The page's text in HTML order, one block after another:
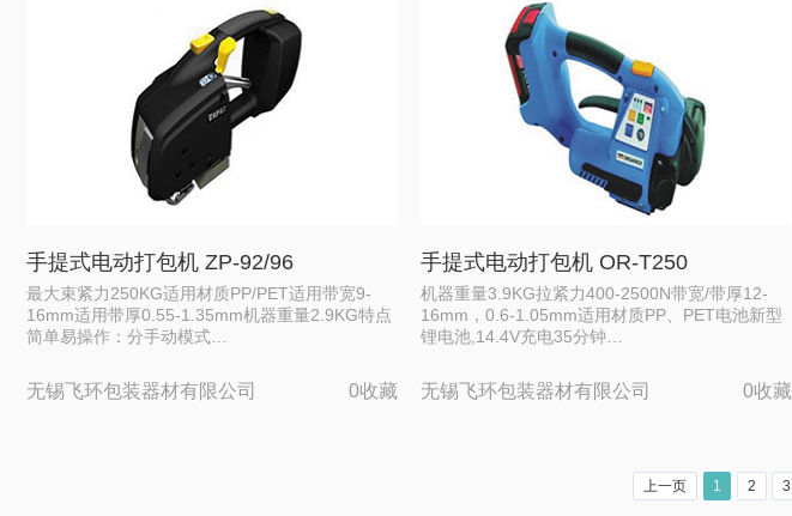
手提式电动打包机 ZP-92/96
最大束紧力250KG适用材质PP/PET适用带宽9-
16mm适用带厚0.55-1.35mm机器重量2.9KG特点
简单易操作：分手动模式…
无锡飞环包装器材有限公司 0收藏
手提式电动打包机 OR-T250
机器重量3.9KG拉紧力400-2500N带宽/带厚12-
16mm，0.6-1.05mm适用材质PP、PET电池新型
锂电池,14.4V充电35分钟…
无锡飞环包装器材有限公司 0收藏
上一页 1 2 3